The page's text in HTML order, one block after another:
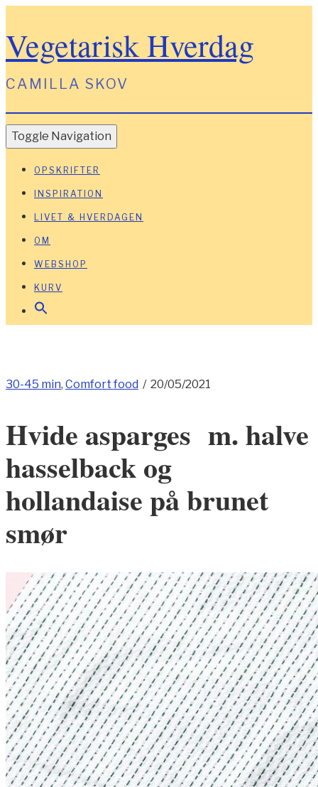
Vegetarisk Hverdag
CAMILLA SKOV
Toggle Navigation
OPSKRIFTER
INSPIRATION
LIVET & HVERDAGEN
OM
WEBSHOP
KURV
30-45 min, Comfort food / 20/05/2021
Hvide asparges m. halve
hasselback og
hollandaise på brunet
smør